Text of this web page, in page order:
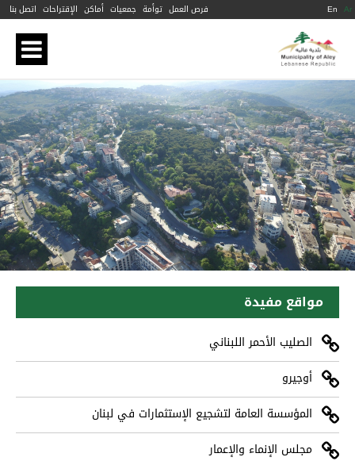
اتصل بنا الإقتراحات أماكن جمعيات توأمة فرص العمل En Ar
مواقع مفيدة
الصليب الأحمر اللبناني
أوجيرو
المؤسسة العامة لتشجيع الإستثمارات في لبنان
مجلس الإنماء والإعمار